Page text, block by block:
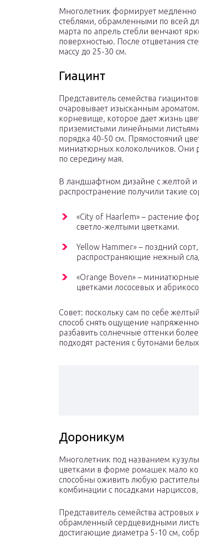
Многолетник формирует медленно
стеблями, обрамленными по всей
марта по апрель стебли венчают
поверхностью. После отцветания
массу до 25-30 см.
Гиацинт
Представитель семейства
очаровывает изысканным
корневище, которое дает жизнь
приземистыми линейными
порядка 40-50 см. Прямостоячий
миниатюрных колокольчиков. Они
по середину мая.
В ландшафтном дизайне с желтой
распространение получили такие
«City of Haarlem» – растение
светло-желтыми цветками.
Yellow Hammer» – поздний
распространяющие нежный
«Orange Boven» –
цветками лососевых и
Совет: поскольку сам по себе
способ снять ощущение
разбавить солнечные оттенки
подходят растения с бутонами
Дороникум
Многолетник под названием
цветками в форме ромашек мало
способны оживить любую
комбинации с посадками
Представитель семейства
обрамленный сердцевидными
достигающие диаметра 5-10 см,